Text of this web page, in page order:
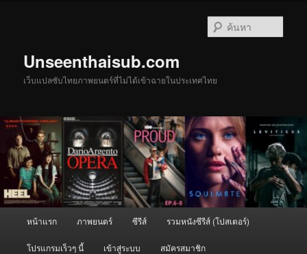
Unseenthaisub.com
เว็บแปลซับไทยภาพยนตร์ที่ไม่ได้เข้าฉายในประเทศไทย
หน้าแรก ภาพยนตร์ ซีรีส์ รวมหนังซีรีส์ (โปสเตอร์)
โปรแกรมเร็วๆ นี้ เข้าสู่ระบบ สมัครสมาชิก